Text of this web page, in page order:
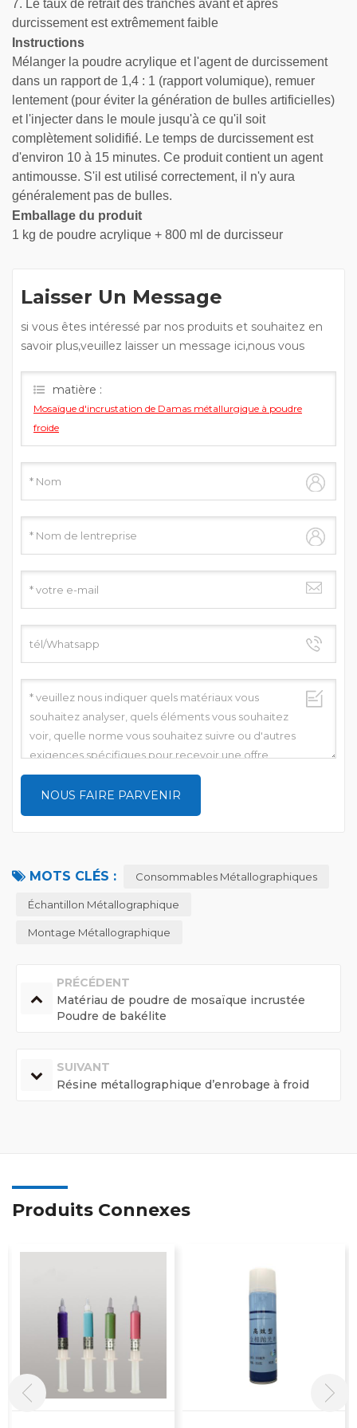
7. Le taux de retrait des tranches avant et après
durcissement est extrêmement faible
Instructions
Mélanger la poudre acrylique et l'agent de durcissement
dans un rapport de 1,4 : 1 (rapport volumique), remuer
lentement (pour éviter la génération de bulles artificielles)
et l'injecter dans le moule jusqu'à ce qu'il soit
complètement solidifié. Le temps de durcissement est
d'environ 10 à 15 minutes. Ce produit contient un agent
antimousse. S'il est utilisé correctement, il n'y aura
généralement pas de bulles.
Emballage du produit
1 kg de poudre acrylique + 800 ml de durcisseur
Laisser Un Message
si vous êtes intéressé par nos produits et souhaitez en
savoir plus,veuillez laisser un message ici,nous vous
matière :
Mosaïque d'incrustation de Damas métallurgique à poudre
froide
MOTS CLÉS : Consommables Métallographiques
Échantillon Métallographique
Montage Métallographique
PRÉCÉDENT
Matériau de poudre de mosaïque incrustée
Poudre de bakélite
SUIVANT
Résine métallographique d’enrobage à froid
Produits Connexes